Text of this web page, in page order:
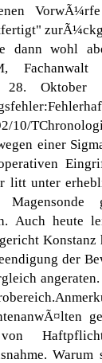
dann wohl
Fachanwalt
Oktober
10/
einer
litt unter
Auch heute
der
Warum